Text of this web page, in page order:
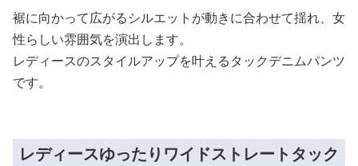
裾に向かって広がるシルエットが動きに合わせて揺れ、女
性らしい雰囲気を演出します。
レディースのスタイルアップを叶えるタックデニムパンツ
です。
レディースゆったりワイドストレートタック